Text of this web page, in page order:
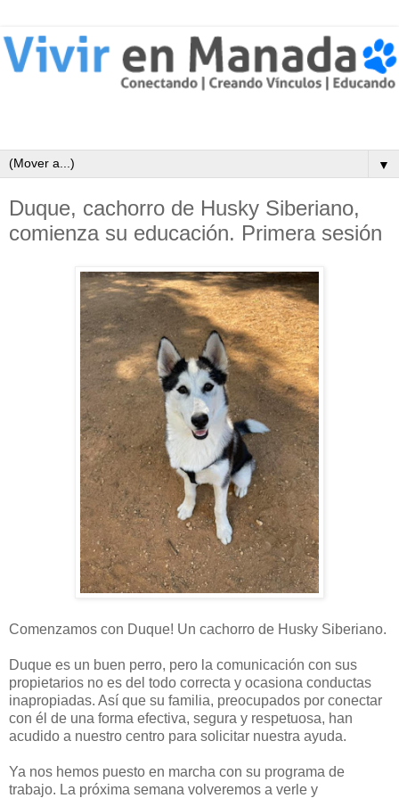
▼
Duque, cachorro de Husky Siberiano,
comienza su educación. Primera sesión
Comenzamos con Duque! Un cachorro de Husky Siberiano.
Duque es un buen perro, pero la comunicación con sus
propietarios no es del todo correcta y ocasiona conductas
inapropiadas. Así que su familia, preocupados por conectar
con él de una forma efectiva, segura y respetuosa, han
acudido a nuestro centro para solicitar nuestra ayuda.
Ya nos hemos puesto en marcha con su programa de
trabajo. La próxima semana volveremos a verle y